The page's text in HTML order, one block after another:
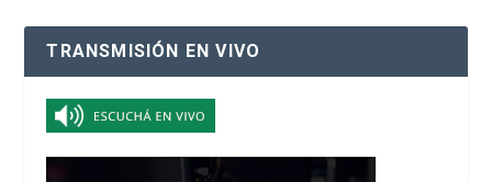
TRANSMISIÓN EN VIVO